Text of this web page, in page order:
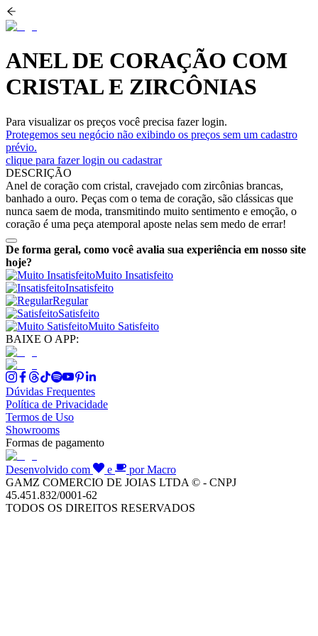
ANEL DE CORAÇÃO COM
CRISTAL E ZIRCÔNIAS
Para visualizar os preços você precisa fazer login.
Protegemos seu negócio não exibindo os preços sem um cadastro
prévio.
clique para fazer login ou cadastrar
DESCRIÇÃO
Anel de coração com cristal, cravejado com zircônias brancas,
banhado a ouro. Peças com o tema de coração, são clássicas que
nunca saem de moda, transmitindo muito sentimento e emoção, o
coração é uma peça atemporal aposte nelas sem medo de errar!
De forma geral, como você avalia sua experiência em nosso site
hoje?
Muito Insatisfeito
Insatisfeito
Regular
Satisfeito
Muito Satisfeito
BAIXE O APP:
Dúvidas Frequentes
Política de Privacidade
Termos de Uso
Showrooms
Formas de pagamento
Desenvolvido com e
por Macro
GAMZ COMERCIO DE JOIAS LTDA © - CNPJ
45.451.832/0001-62
TODOS OS DIREITOS RESERVADOS